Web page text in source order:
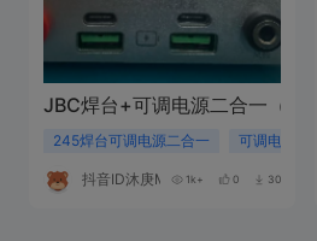
JBC焊台+可调电源二合一（三
245焊台可调电源二合一 可调电源
抖音ID沐庚MU 1k+ 0 30